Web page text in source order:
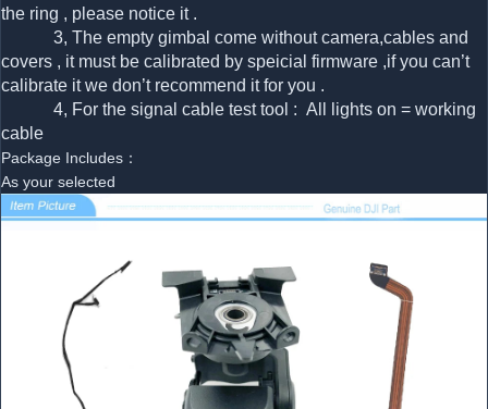
the ring , please notice it .
3, The empty gimbal come without camera,cables and
covers , it must be calibrated by speicial firmware ,if you can’t
calibrate it we don’t recommend it for you .
4, For the signal cable test tool : All lights on = working
cable
Package Includes：
As your selected